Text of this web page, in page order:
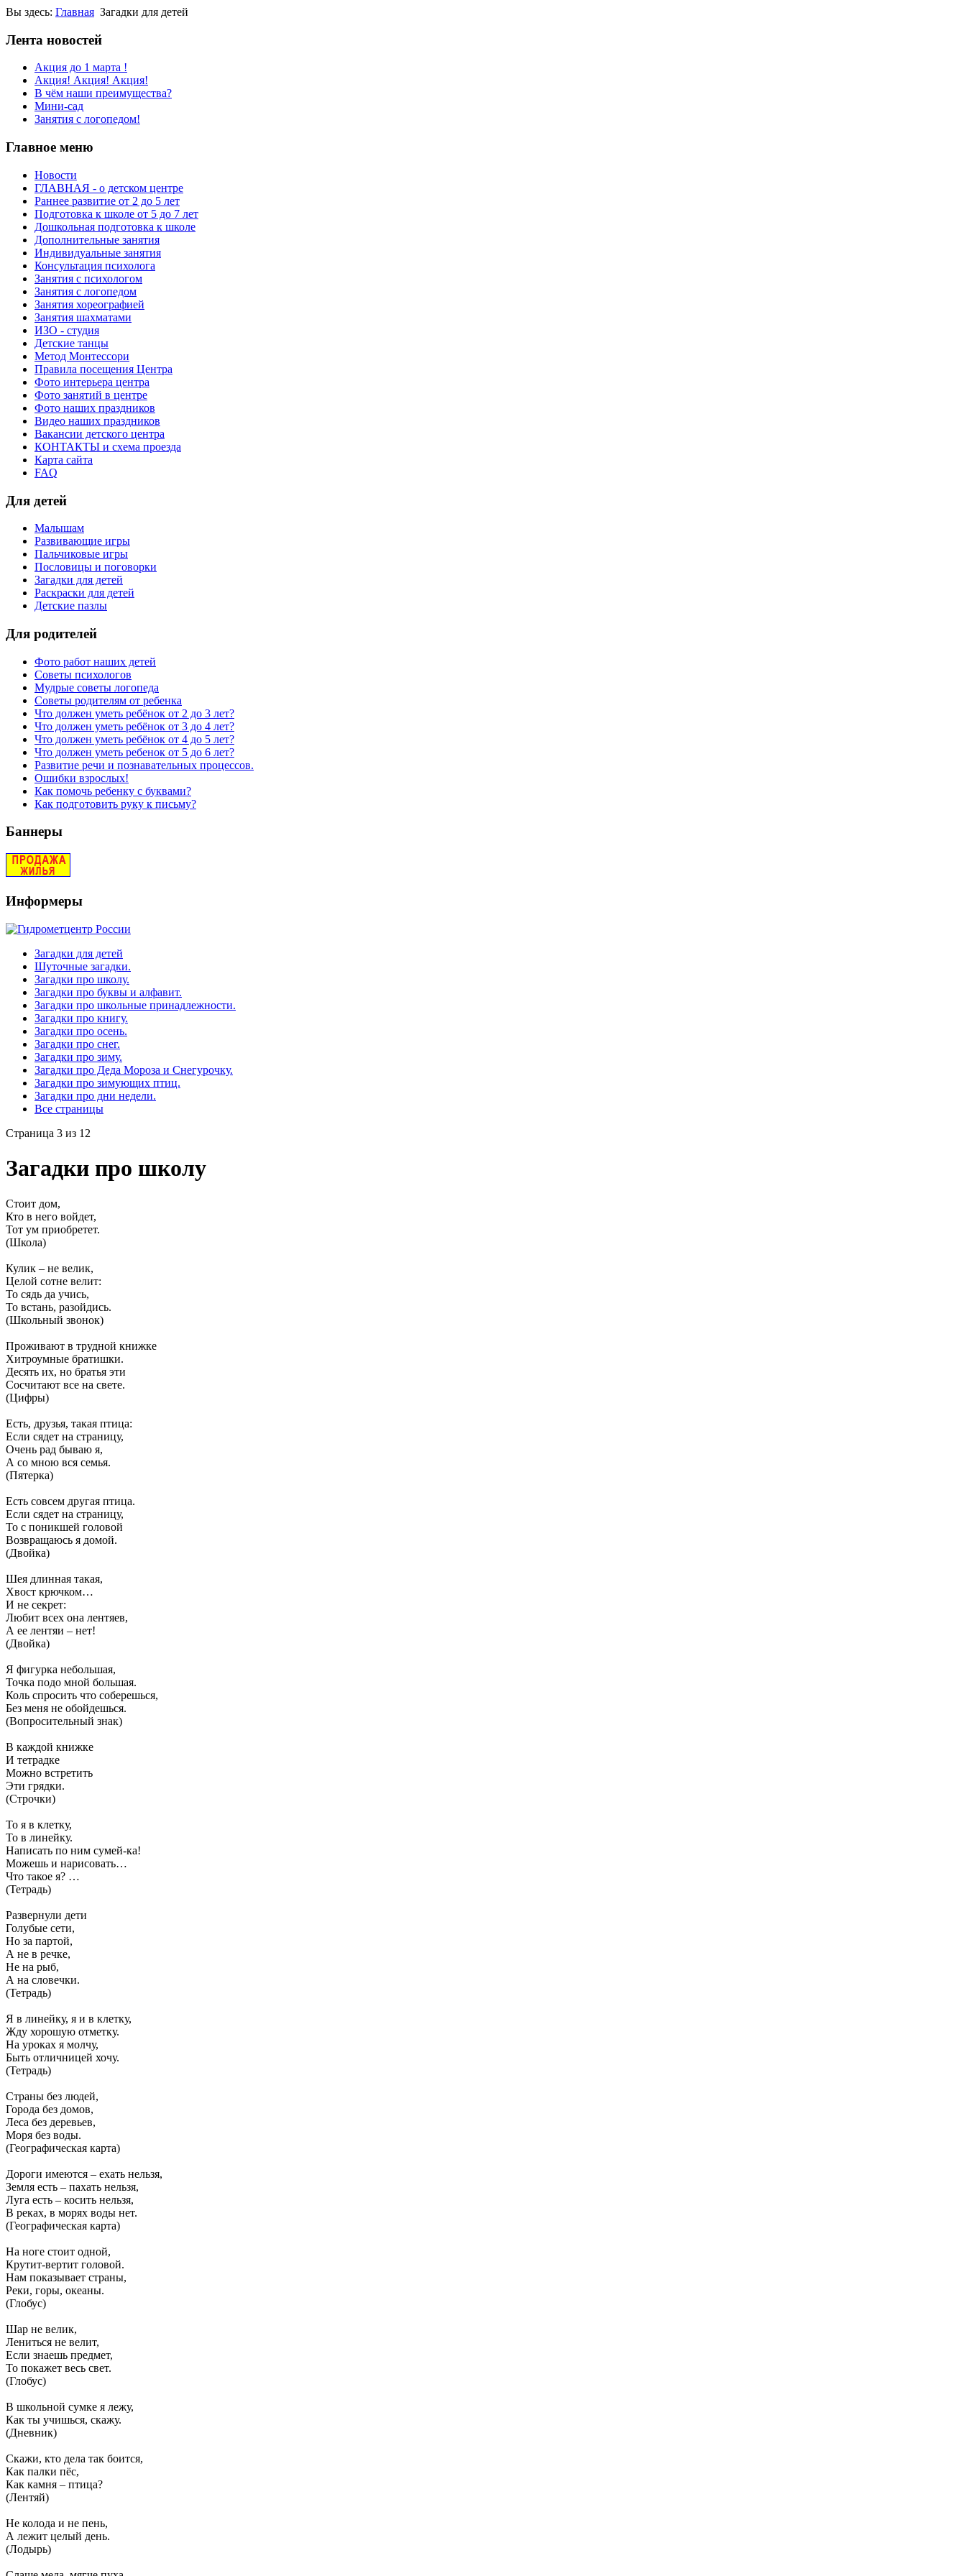
Вы здесь: Главная Загадки для детей
Лента новостей
Акция до 1 марта !
Акция! Акция! Акция!
В чём наши преимущества?
Мини-сад
Занятия с логопедом!
Главное меню
Новости
ГЛАВНАЯ - о детском центре
Раннее развитие от 2 до 5 лет
Подготовка к школе от 5 до 7 лет
Дошкольная подготовка к школе
Дополнительные занятия
Индивидуальные занятия
Консультация психолога
Занятия с психологом
Занятия с логопедом
Занятия хореографией
Занятия шахматами
ИЗО - студия
Детские танцы
Метод Монтессори
Правила посещения Центра
Фото интерьера центра
Фото занятий в центре
Фото наших праздников
Видео наших праздников
Вакансии детского центра
КОНТАКТЫ и схема проезда
Карта сайта
FAQ
Для детей
Малышам
Развивающие игры
Пальчиковые игры
Пословицы и поговорки
Загадки для детей
Раскраски для детей
Детские пазлы
Для родителей
Фото работ наших детей
Советы психологов
Мудрые советы логопеда
Советы родителям от ребенка
Что должен уметь ребёнок от 2 до 3 лет?
Что должен уметь ребёнок от 3 до 4 лет?
Что должен уметь ребёнок от 4 до 5 лет?
Что должен уметь ребенок от 5 до 6 лет?
Развитие речи и познавательных процессов.
Ошибки взрослых!
Как помочь ребенку с буквами?
Как подготовить руку к письму?
Баннеры
Информеры
Загадки для детей
Шуточные загадки.
Загадки про школу.
Загадки про буквы и алфавит.
Загадки про школьные принадлежности.
Загадки про книгу.
Загадки про осень.
Загадки про снег.
Загадки про зиму.
Загадки про Деда Мороза и Снегурочку.
Загадки про зимующих птиц.
Загадки про дни недели.
Все страницы
Страница 3 из 12
Загадки про школу
Стоит дом,
Кто в него войдет,
Тот ум приобретет.
(Школа)
Кулик – не велик,
Целой сотне велит:
То сядь да учись,
То встань, разойдись.
(Школьный звонок)
Проживают в трудной книжке
Хитроумные братишки.
Десять их, но братья эти
Сосчитают все на свете.
(Цифры)
Есть, друзья, такая птица:
Если сядет на страницу,
Очень рад бываю я,
А со мною вся семья.
(Пятерка)
Есть совсем другая птица.
Если сядет на страницу,
То с поникшей головой
Возвращаюсь я домой.
(Двойка)
Шея длинная такая,
Хвост крючком…
И не секрет:
Любит всех она лентяев,
А ее лентяи – нет!
(Двойка)
Я фигурка небольшая,
Точка подо мной большая.
Коль спросить что соберешься,
Без меня не обойдешься.
(Вопросительный знак)
В каждой книжке
И тетрадке
Можно встретить
Эти грядки.
(Строчки)
То я в клетку,
То в линейку.
Написать по ним сумей-ка!
Можешь и нарисовать…
Что такое я? …
(Тетрадь)
Развернули дети
Голубые сети,
Но за партой,
А не в речке,
Не на рыб,
А на словечки.
(Тетрадь)
Я в линейку, я и в клетку,
Жду хорошую отметку.
На уроках я молчу,
Быть отличницей хочу.
(Тетрадь)
Страны без людей,
Города без домов,
Леса без деревьев,
Моря без воды.
(Географическая карта)
Дороги имеются – ехать нельзя,
Земля есть – пахать нельзя,
Луга есть – косить нельзя,
В реках, в морях воды нет.
(Географическая карта)
На ноге стоит одной,
Крутит-вертит головой.
Нам показывает страны,
Реки, горы, океаны.
(Глобус)
Шар не велик,
Лениться не велит,
Если знаешь предмет,
То покажет весь свет.
(Глобус)
В школьной сумке я лежу,
Как ты учишься, скажу.
(Дневник)
Скажи, кто дела так боится,
Как палки пёс,
Как камня – птица?
(Лентяй)
Не колода и не пень,
А лежит целый день.
(Лодырь)